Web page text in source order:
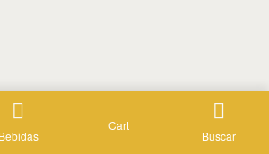
Bebidas
Cart
Buscar